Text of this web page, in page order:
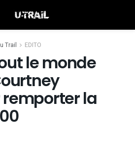
Trail EDITO
le monde
la